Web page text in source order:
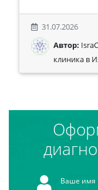
31.07.2026
Автор:
клиника в